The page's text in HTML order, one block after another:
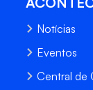
Notícias
Eventos
Central de